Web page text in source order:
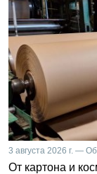
3 августа 2026 г. —
От картона и